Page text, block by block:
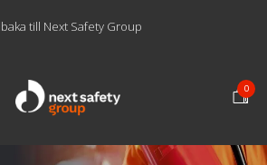
till Next Safety Group
0